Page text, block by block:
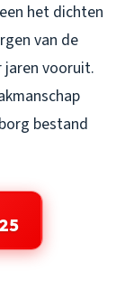
het dichten
van de
jaren vooruit.
bestand